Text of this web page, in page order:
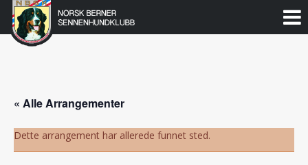
Gå
Norsk
Berner
« Alle Arrangementer
Dette arrangement har allerede funnet sted.